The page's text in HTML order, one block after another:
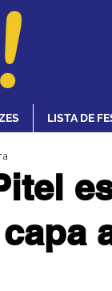
LISTA DE